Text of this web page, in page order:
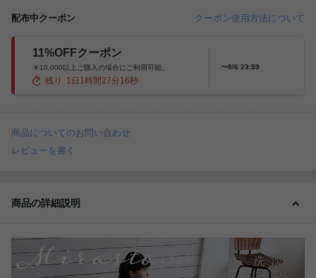
配布中クーポン クーポン使用方法について
11%OFFクーポン
￥10,000以上ご購入の場合にご利用可能。
残り 1 日 1 時間 27分14秒
〜8/6 23:59
商品についてのお問い合わせ
レビューを書く
商品の詳細説明